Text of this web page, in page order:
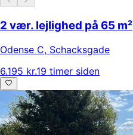
2 vær. lejlighed på 65 m²
Odense C, Schacksgade
6.195 kr.19 timer siden